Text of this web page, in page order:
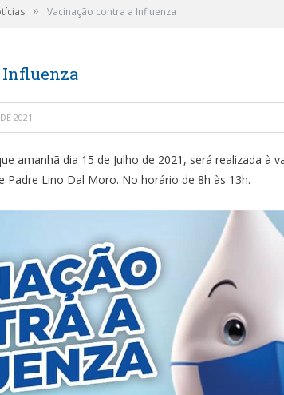
» Vacinação contra a Influenza
Influenza
2021
amanhã dia 15 de Julho de 2021, será realizada à
Padre Lino Dal Moro. No horário de 8h às 13h.